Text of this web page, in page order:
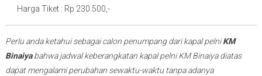
Harga Tiket : Rp 230.500,-
Perlu anda ketahui sebagai calon penumpang dari kapal pelniKM
Binaiyabahwa jadwal keberangkatan kapal pelni KM Binaiya diatas
dapat mengalami perubahan sewaktu-waktu tanpa adanya